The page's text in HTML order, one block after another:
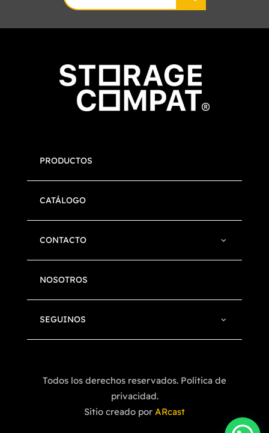
for:
PRODUCTOS
CATÁLOGO
CONTACTO
NOSOTROS
SEGUINOS
Todos los derechos reservados. Política de
privacidad.
Sitio creado por ARcast